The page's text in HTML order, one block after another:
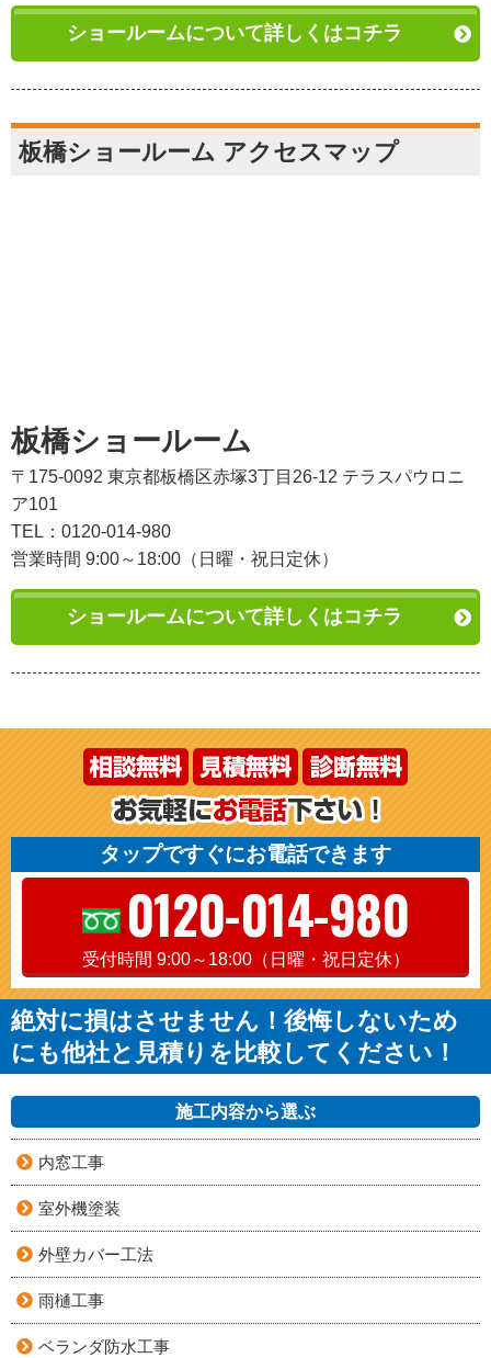
ショールームについて詳しくはコチラ
板橋ショールーム アクセスマップ
板橋ショールーム
〒175-0092 東京都板橋区赤塚3丁目26-12 テラスパウロニ
ア101
TEL：0120-014-980
営業時間 9:00～18:00（日曜・祝日定休）
ショールームについて詳しくはコチラ
タップですぐにお電話できます
0120-014-980
受付時間 9:00～18:00（日曜・祝日定休）
絶対に損はさせません！後悔しないため
にも他社と見積りを比較してください！
施工内容から選ぶ
内窓工事
室外機塗装
外壁カバー工法
雨樋工事
ベランダ防水工事